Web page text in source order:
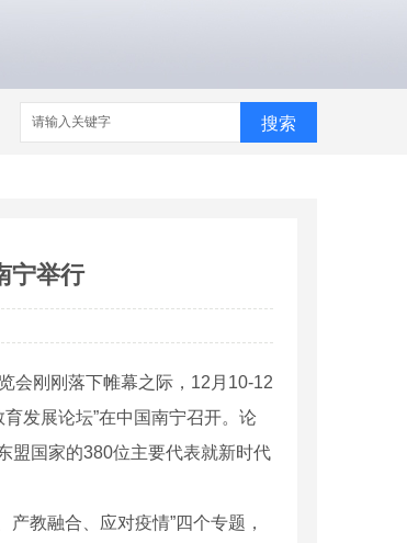
搜索
宁举行
会刚刚落下帷幕之际，12月10-12
发展论坛”在中国南宁召开。论
盟国家的380位主要代表就新时代
产教融合、应对疫情”四个专题，